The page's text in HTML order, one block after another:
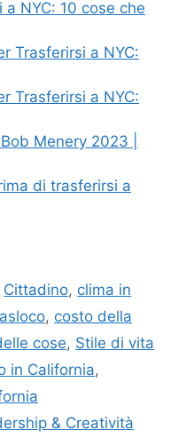
NYC: 10 cose che
Trasferirsi a NYC:
Trasferirsi a NYC:
Menery 2023 |
di trasferirsi a
Cittadino, clima in
, costo della
cose, Stile di vita
in California,
& Creatività